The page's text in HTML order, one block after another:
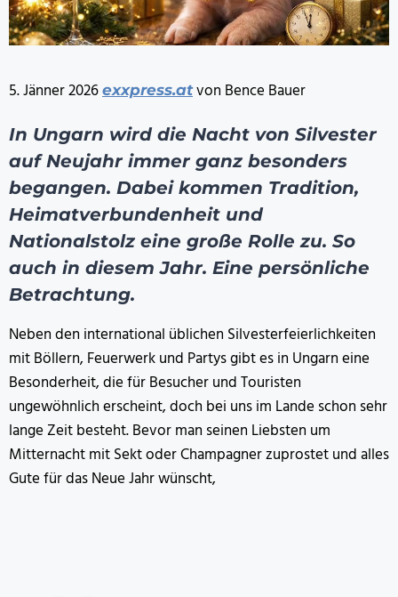
5. Jänner 2026 exxpress.atvon Bence Bauer
In Ungarn wird die Nacht von Silvester
auf Neujahr immer ganz besonders
begangen. Dabei kommen Tradition,
Heimatverbundenheit und
Nationalstolz eine große Rolle zu. So
auch in diesem Jahr. Eine persönliche
Betrachtung.
Neben den international üblichen Silvesterfeierlichkeiten
mit Böllern, Feuerwerk und Partys gibt es in Ungarn eine
Besonderheit, die für Besucher und Touristen
ungewöhnlich erscheint, doch bei uns im Lande schon sehr
lange Zeit besteht. Bevor man seinen Liebsten um
Mitternacht mit Sekt oder Champagner zuprostet und alles
Gute für das Neue Jahr wünscht,